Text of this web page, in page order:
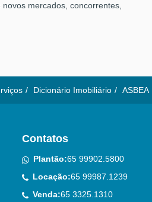
mercados, concorrentes,
Dicionário Imobiliário ASBEA
Contatos
Plantão:65 99902.5800
Locação:65 99987.1239
Venda:65 3325.1310